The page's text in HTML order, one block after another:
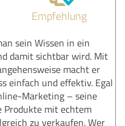
Empfehlung
sein Wissen in ein
damit sichtbar wird. Mit
macht er
einfach und effektiv. Egal
Marketing – seine
Produkte mit echtem
zu verkaufen. Wer